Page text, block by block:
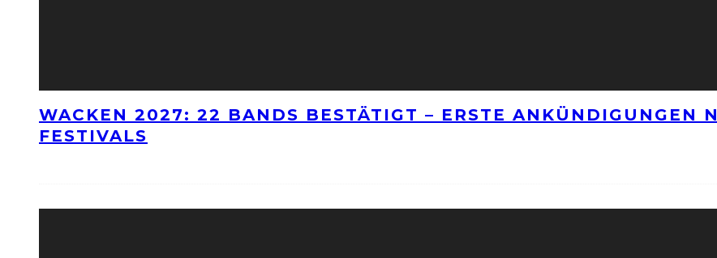
WACKEN 2027: 22 BANDS BESTÄTIGT – ERSTE ANKÜNDIGUNGEN
FESTIVALS